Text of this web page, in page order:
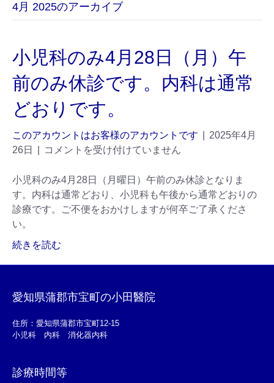
4月 2025のアーカイブ
小児科のみ4月28日（月）午
前のみ休診です。内科は通常
どおりです。
このアカウントはお客様のアカウントです
2025年4月
26日
コメントを受け付けていません
小児科のみ4月28日（月曜日）午前のみ休診となりま
す。内科は通常どおり、小児科も午後から通常どおりの
診療です。ご不便をおかけしますが何卒ご了承くださ
い。
続きを読む
愛知県蒲郡市宝町の小田醫院
住所：愛知県蒲郡市宝町12-15
小児科 内科 消化器内科
診療時間等